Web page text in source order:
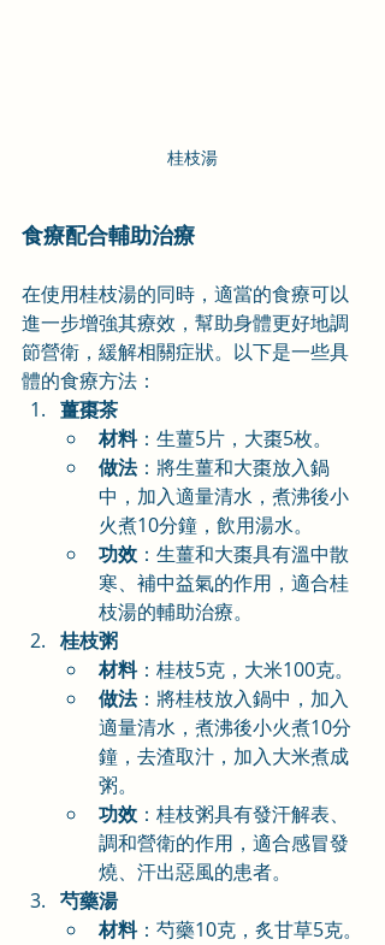
桂枝湯
食療配合輔助治療
在使用桂枝湯的同時，適當的食療可以
進一步增強其療效，幫助身體更好地調
節營衛，緩解相關症狀。以下是一些具
體的食療方法：
薑棗茶
材料：生薑5片，大棗5枚。
做法：將生薑和大棗放入鍋
中，加入適量清水，煮沸後小
火煮10分鐘，飲用湯水。
功效 ：生薑和大棗具有溫中散
寒、補中益氣的作用，適合桂
枝湯的輔助治療。
桂枝粥
材料：桂枝5克，大米100克。
做法：將桂枝放入鍋中，加入
適量清水，煮沸後小火煮10分
鐘，去渣取汁，加入大米煮成
粥。
功效 ：桂枝粥具有發汗解表、
調和營衛的作用，適合感冒發
燒、汗出惡風的患者。
芍藥湯
材料：芍藥10克，炙甘草5克。